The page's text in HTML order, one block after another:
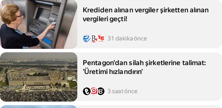
Krediden alınan vergiler şirketten alınan
vergileri geçti!
31 dakika önce
Pentagon'dan silah şirketlerine talimat:
'Üretimi hızlandırın'
3 saat önce